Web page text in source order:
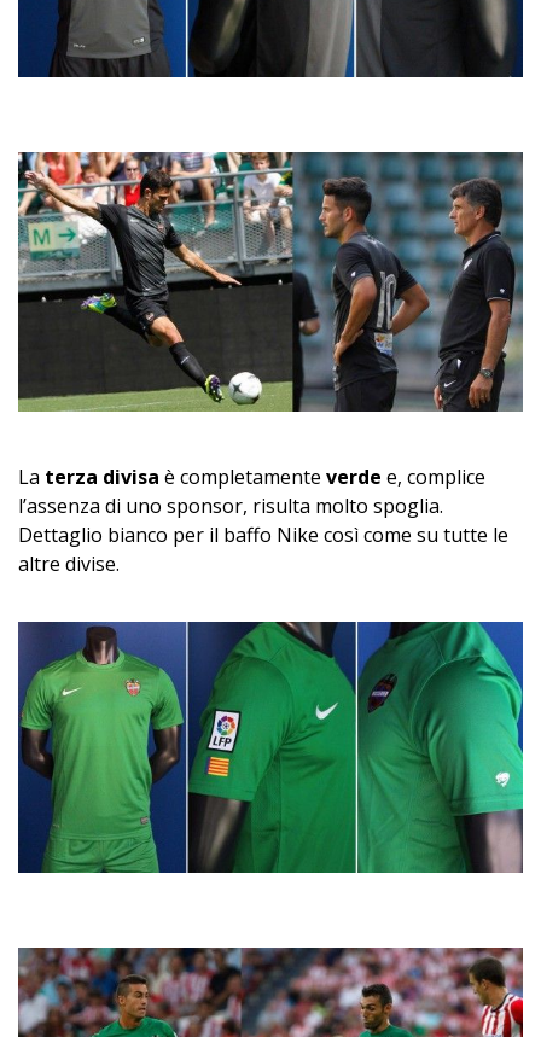
La terza divisa è completamente verde e, complice
l’assenza di uno sponsor, risulta molto spoglia.
Dettaglio bianco per il baffo Nike così come su tutte le
altre divise.